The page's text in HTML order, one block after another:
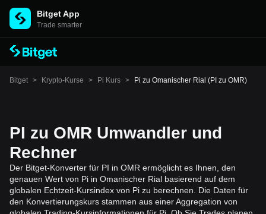
Bitget App
Trade smarter
Bitget > Krypto-Kurse > Pi Kurs > Pi zu Omanischer Rial (PI zu OMR)
PI zu OMR Umwandler und
Rechner
Der Bitget-Konverter für PI in OMR ermöglicht es Ihnen, den
genauen Wert von Pi in Omanischer Rial basierend auf dem
globalen Echtzeit-Kursindex von Pi zu berechnen. Die Daten für
den Konvertierungskurs stammen aus einer Aggregation von